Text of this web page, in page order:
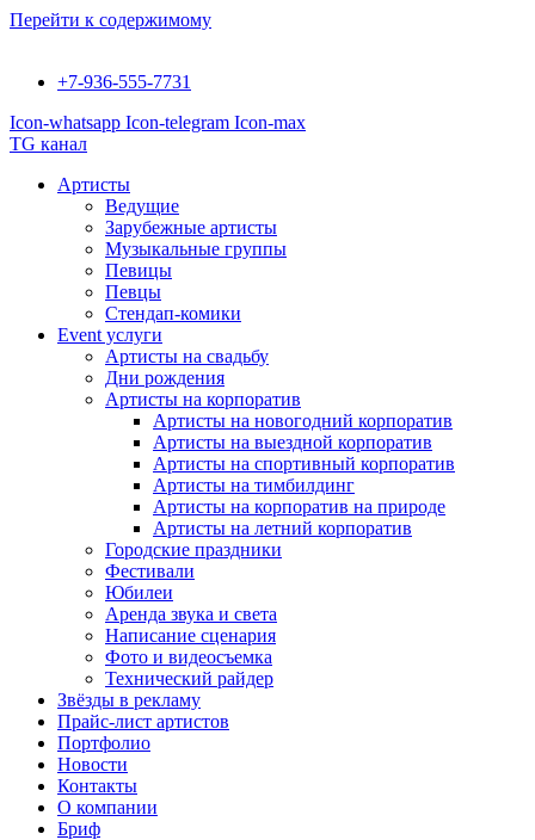
Перейти к содержимому
+7-936-555-7731
Icon-whatsapp Icon-telegram Icon-max
TG канал
Артисты
Ведущие
Зарубежные артисты
Музыкальные группы
Певицы
Певцы
Стендап-комики
Event услуги
Артисты на свадьбу
Дни рождения
Артисты на корпоратив
Артисты на новогодний корпоратив
Артисты на выездной корпоратив
Артисты на спортивный корпоратив
Артисты на тимбилдинг
Артисты на корпоратив на природе
Артисты на летний корпоратив
Городские праздники
Фестивали
Юбилеи
Аренда звука и света
Написание сценария
Фото и видеосъемка
Технический райдер
Звёзды в рекламу
Прайс-лист артистов
Портфолио
Новости
Контакты
О компании
Бриф